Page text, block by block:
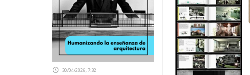
30/04/2026, 7:32